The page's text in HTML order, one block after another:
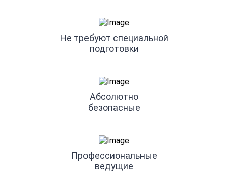
Не требуют специальной
подготовки
Абсолютно
безопасные
Профессиональные
ведущие